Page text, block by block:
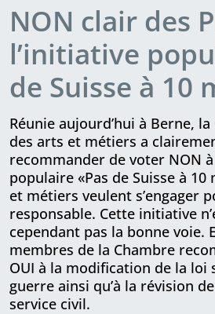
NON clair des
l’initiative
de Suisse à 10
Réunie aujourd’hui à Berne,
des arts et métiers a
recommander de voter NON
populaire «Pas de Suisse à
et métiers veulent s’engager
responsable. Cette initiative
cependant pas la bonne voie.
membres de la Chambre
OUI à la modification de la loi
guerre ainsi qu’à la révision
service civil.